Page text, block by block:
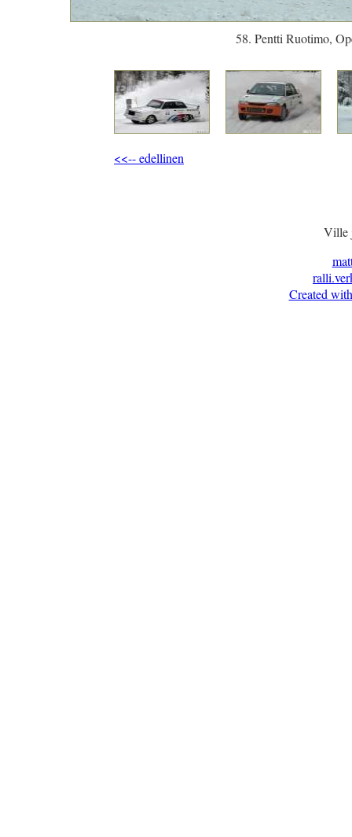
58. Pentti Ruotimo,
<<-- edellinen
Ville
Created